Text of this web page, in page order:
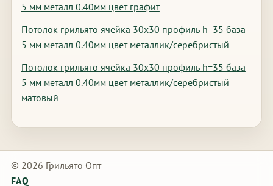
5 мм металл 0.40мм цвет графит
Потолок грильято ячейка 30х30 профиль h=35 база
5 мм металл 0.40мм цвет металлик/серебристый
Потолок грильято ячейка 30х30 профиль h=35 база
5 мм металл 0.40мм цвет металлик/серебристый
матовый
© 2026 Грильято Опт
FAQ